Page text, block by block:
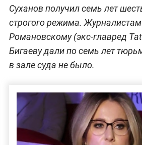
Суханов получил семь лет
строгого режима.
Романовскому (экс-главред
Бигаеву дали по семь лет
в зале суда не было.